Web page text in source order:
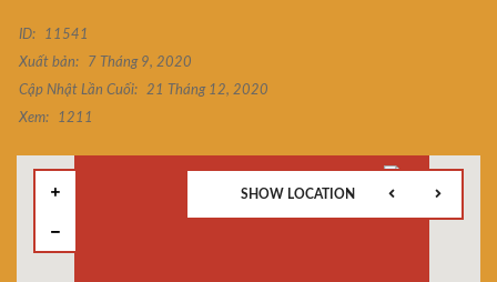
ID:
11541
Xuất bản:
7 Tháng 9, 2020
Cập Nhật Lần Cuối:
21 Tháng 12, 2020
Xem:
1211
SHOW LOCATION